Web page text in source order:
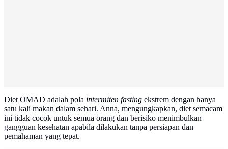
Diet OMAD adalah pola intermiten fasting ekstrem dengan hanya
satu kali makan dalam sehari. Anna, mengungkapkan, diet semacam
ini tidak cocok untuk semua orang dan berisiko menimbulkan
gangguan kesehatan apabila dilakukan tanpa persiapan dan
pemahaman yang tepat.